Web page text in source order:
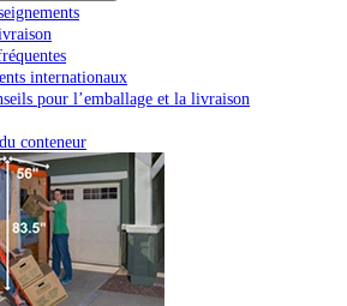
internationaux
pour l’emballage et la livraison
conteneur